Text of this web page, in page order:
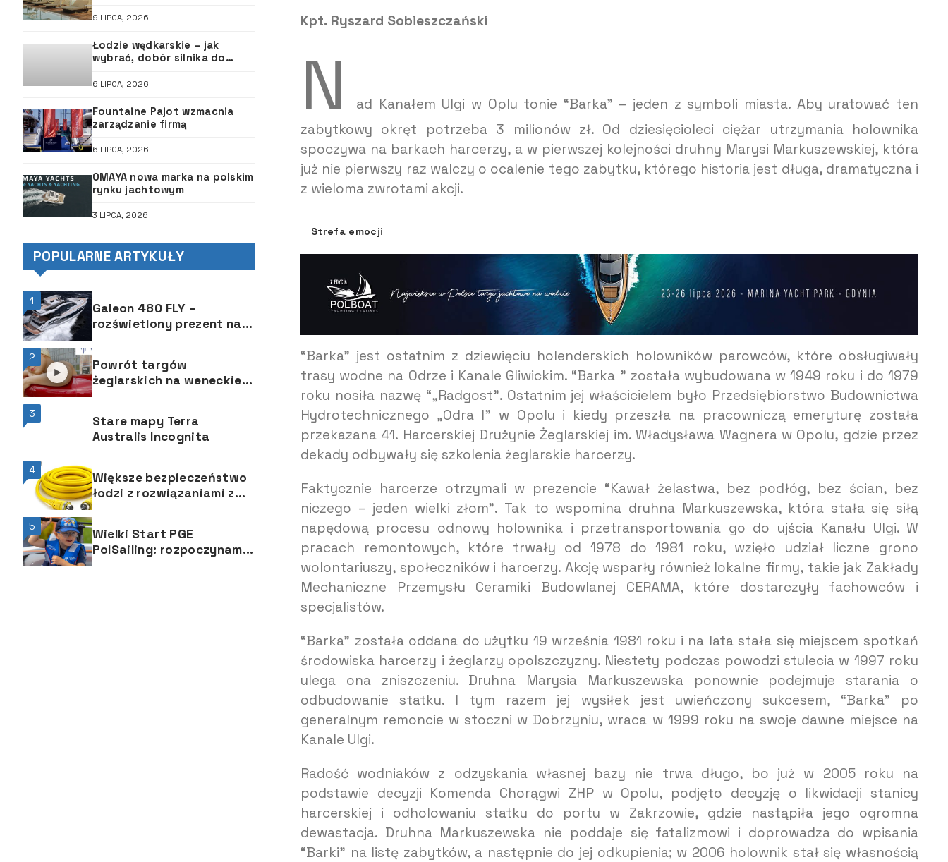
Kpt. Ryszard Sobieszczański
N
ad Kanałem Ulgi w Oplu tonie “Barka” – jeden z symboli miasta. Aby uratować ten
zabytkowy okręt potrzeba 3 milionów zł. Od dziesięcioleci ciężar utrzymania holownika
spoczywa na barkach harcerzy, a w pierwszej kolejności druhny Marysi Markuszewskiej, która
już nie pierwszy raz walczy o ocalenie tego zabytku, którego historia jest długa, dramatyczna i
z wieloma zwrotami akcji.
Strefa emocji
“Barka” jest ostatnim z dziewięciu holenderskich holowników parowców, które obsługiwały
trasy wodne na Odrze i Kanale Gliwickim. “Barka ” została wybudowana w 1949 roku i do 1979
roku nosiła nazwę “„Radgost”. Ostatnim jej właścicielem było Przedsiębiorstwo Budownictwa
Hydrotechnicznego „Odra l” w Opolu i kiedy przeszła na pracowniczą emeryturę została
przekazana 41. Harcerskiej Drużynie Żeglarskiej im. Władysława Wagnera w Opolu, gdzie przez
dekady odbywały się szkolenia żeglarskie harcerzy.
Faktycznie harcerze otrzymali w prezencie “Kawał żelastwa, bez podłóg, bez ścian, bez
niczego – jeden wielki złom”. Tak to wspomina druhna Markuszewska, która stała się siłą
napędową procesu odnowy holownika i przetransportowania go do ujścia Kanału Ulgi. W
pracach remontowych, które trwały od 1978 do 1981 roku, wzięło udział liczne grono
wolontariuszy, społeczników i harcerzy. Akcję wsparły również lokalne firmy, takie jak Zakłady
Mechaniczne Przemysłu Ceramiki Budowlanej CERAMA, które dostarczyły fachowców i
specjalistów.
“Barka” została oddana do użytku 19 września 1981 roku i na lata stała się miejscem spotkań
środowiska harcerzy i żeglarzy opolszczyzny. Niestety podczas powodzi stulecia w 1997 roku
ulega ona zniszczeniu. Druhna Marysia Markuszewska ponownie podejmuje starania o
odbudowanie statku. I tym razem jej wysiłek jest uwieńczony sukcesem, “Barka” po
generalnym remoncie w stoczni w Dobrzyniu, wraca w 1999 roku na swoje dawne miejsce na
Kanale Ulgi.
Radość wodniaków z odzyskania własnej bazy nie trwa długo, bo już w 2005 roku na
podstawie decyzji Komenda Chorągwi ZHP w Opolu, podjęto decyzję o likwidacji stanicy
harcerskiej i odholowaniu statku do portu w Zakrzowie, gdzie nastąpiła jego ogromna
dewastacja. Druhna Markuszewska nie poddaje się fatalizmowi i doprowadza do wpisania
“Barki” na listę zabytków, a następnie do jej odkupienia; w 2006 holownik stał się własnością
9 LIPCA, 2026
Łodzie wędkarskie – jak
wybrać, dobór silnika do
6 LIPCA, 2026
Fountaine Pajot wzmacnia
zarządzanie firmą
6 LIPCA, 2026
OMAYA nowa marka na polskim
rynku jachtowym
3 LIPCA, 2026
POPULARNE ARTYKUŁY
1
Galeon 480 FLY –
rozświetlony prezent na
wakacyjne miesiące od
polskiej stoczni
2
Powrót targów
żeglarskich na weneckie
Arsenale
3
Stare mapy Terra
Australis Incognita
4
Większe bezpieczeństwo
łodzi z rozwiązaniami z
Hubbell Marine
5
Wielki Start PGE
PolSailing: rozpoczynamy
13. rok upowszechniania